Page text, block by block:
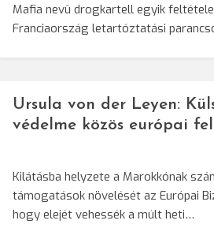
Mafia nevû drogkartell egyik
Franciaország letartóztatási
Ursula von der Leyen:
védelme közös európai
Kilátásba helyzete a Marokkónak
támogatások növelését az Európai
hogy elejét vehessék a múlt heti…